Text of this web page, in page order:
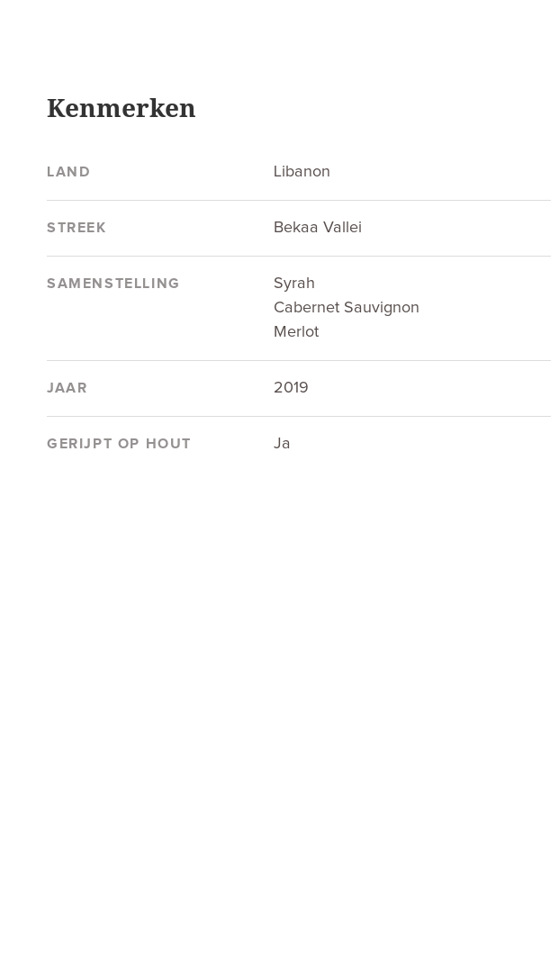
Kenmerken
LAND Libanon
STREEK Bekaa Vallei
SAMENSTELLING
Syrah
Cabernet Sauvignon
Merlot
JAAR 2019
GERIJPT OP HOUT Ja